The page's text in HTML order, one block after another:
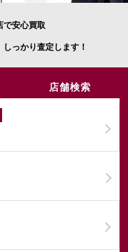
で安心買取
しっかり査定します！
店舗検索